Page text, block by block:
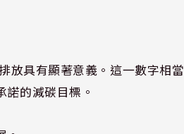
放具有顯著意義。這一數字相當
的減碳目標。